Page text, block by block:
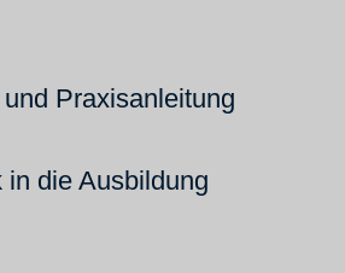
Praxisanleitung
in die Ausbildung